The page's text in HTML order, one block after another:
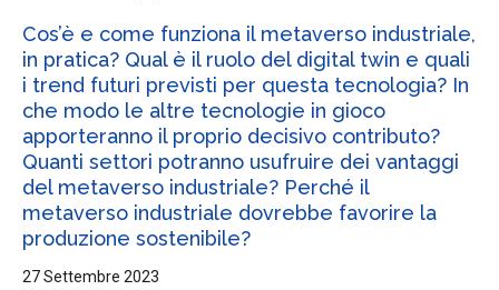
Cos’è e come funziona il metaverso industriale,
in pratica? Qual è il ruolo del digital twin e quali
i trend futuri previsti per questa tecnologia? In
che modo le altre tecnologie in gioco
apporteranno il proprio decisivo contributo?
Quanti settori potranno usufruire dei vantaggi
del metaverso industriale? Perché il
metaverso industriale dovrebbe favorire la
produzione sostenibile?
27 Settembre 2023